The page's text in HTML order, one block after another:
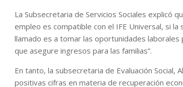
La Subsecretaria de Servicios Sociales explicó
empleo es compatible con el IFE Universal, si
llamado es a tomar las oportunidades
que asegure ingresos para las familias”.
En tanto, la subsecretaria de Evaluación Social,
positivas cifras en materia de recuperación